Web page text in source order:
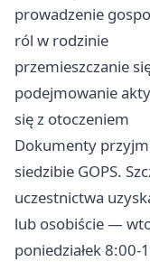
prowadzenie
ról w rodzinie
przemieszczanie
podejmowanie
się z otoczeniem
Dokumenty
siedzibie GOPS.
uczestnictwa
lub osobiście —
poniedziałek 8:00-